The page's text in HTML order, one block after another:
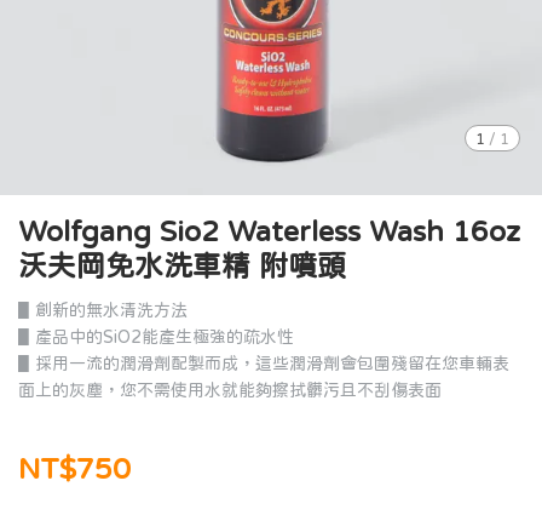
1 / 1
Wolfgang Sio2 Waterless Wash 16oz
沃夫岡免水洗車精 附噴頭
▋創新的無水清洗方法
▋產品中的SiO2能產生極強的疏水性
▋採用一流的潤滑劑配製而成，這些潤滑劑會包圍殘留在您車輛表
面上的灰塵，您不需使用水就能夠擦拭髒污且不刮傷表面
NT$750